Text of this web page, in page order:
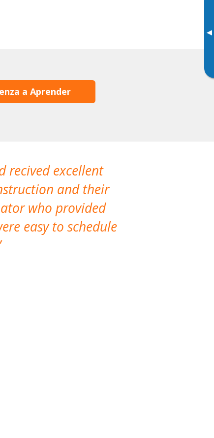
▸
a Aprender
recived excellent
and their
who provided
easy to schedule